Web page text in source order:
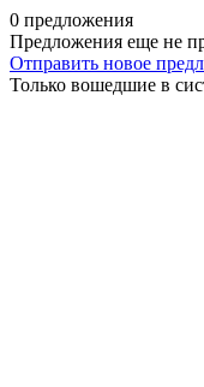
0 предложения
Предложения еще не
Отправить новое
Только вошедшие в